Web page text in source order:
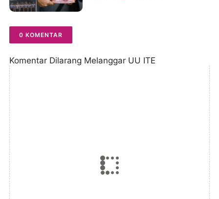
0 KOMENTAR
Komentar Dilarang Melanggar UU ITE